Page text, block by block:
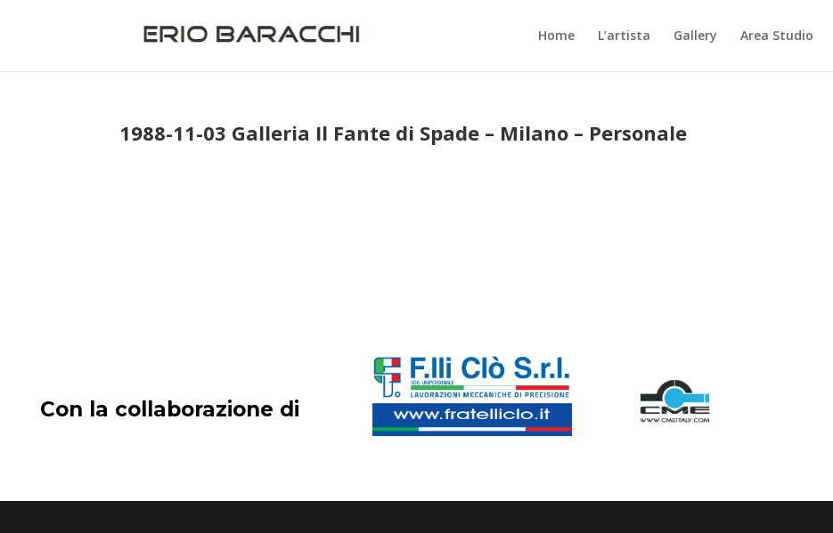
Home L’artista Gallery Area Studio
1988-11-03 Galleria Il Fante di Spade – Milano – Personale
Con la collaborazione di